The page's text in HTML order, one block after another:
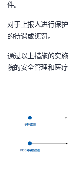
件。
对于上报人进行保
的待遇或惩罚。
通过以上措施的实
院的安全管理和医